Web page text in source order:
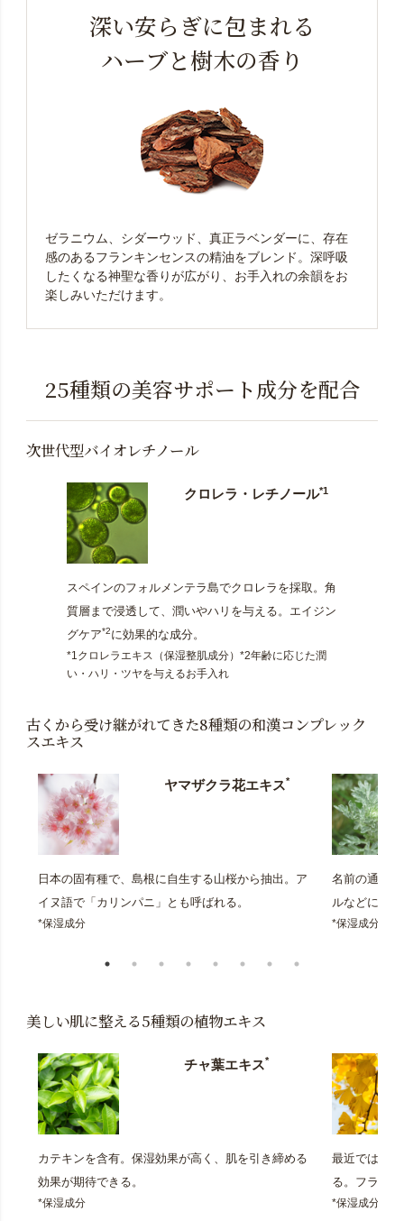
深い安らぎに包まれる
ハーブと樹木の香り
ゼラニウム、シダーウッド、真正ラベンダーに、存在
感のあるフランキンセンスの精油をブレンド。深呼吸
したくなる神聖な香りが広がり、お手入れの余韻をお
楽しみいただけます。
25種類の美容サポート成分を配合
次世代型バイオレチノール
クロレラ・レチノール*1
スペインのフォルメンテラ島でクロレラを採取。角
質層まで浸透して、潤いやハリを与える。エイジン
グケア*2に効果的な成分。
*1クロレラエキス（保湿整肌成分）*2年齢に応じた潤
い・ハリ・ツヤを与えるお手入れ
古くから受け継がれてきた8種類の和漢コンプレック
スエキス
ヤマザクラ花エキス*
日本の固有種で、島根に自生する山桜から抽出。ア
イヌ語で「カリンパニ」とも呼ばれる。
*保湿成分
名前の通り
ルなどに香
*保湿成分
美しい肌に整える5種類の植物エキス
チャ葉エキス*
カテキンを含有。保湿効果が高く、肌を引き締める
効果が期待できる。
*保湿成分
最近では健
る。フラボ
*保湿成分